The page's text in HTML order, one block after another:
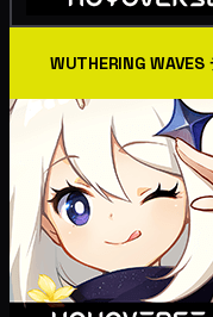
WUTHERING WAVES